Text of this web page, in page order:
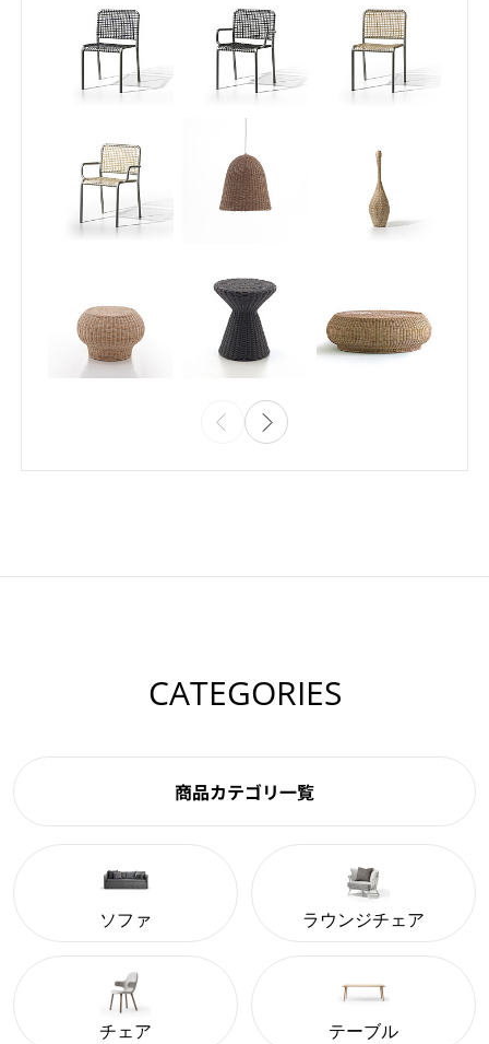
CATEGORIES
商品カテゴリ一覧
ソファ ラウンジチェア
チェア テーブル